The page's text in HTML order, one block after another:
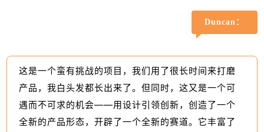
Duncan：
这是一个蛮有挑战的项目，我们用了很长时间来打磨
产品，我白头发都长出来了。但同时，这又是一个可
遇而不可求的机会——用设计引领创新，创造了一个
全新的产品形态，开辟了一个全新的赛道。它丰富了